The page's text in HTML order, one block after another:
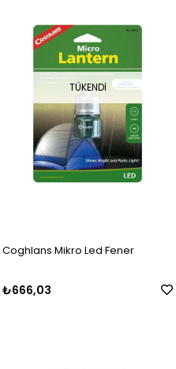
TÜKENDI
Coghlans Mikro Led Fener
₺666,03